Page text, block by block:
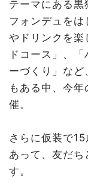
テーマにある黒
フォンデュをは
やドリンクを楽
ドコース」、
ーづくり」など
もある中、今
催。
さらに仮装で
あって、友だ
す。